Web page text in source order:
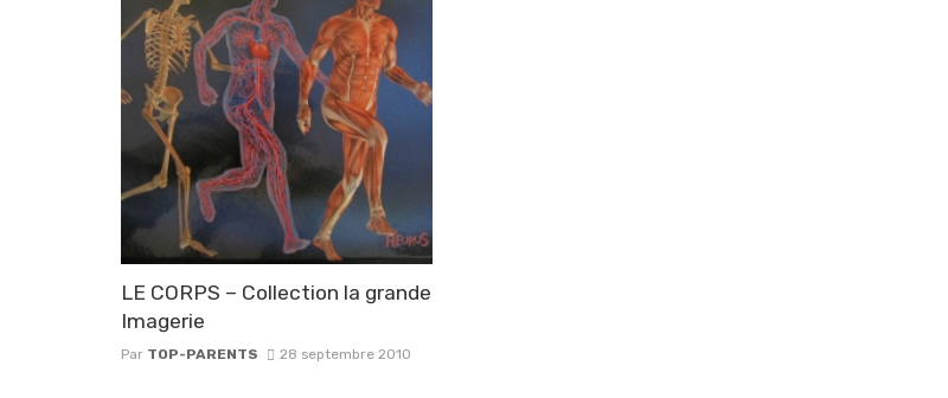
LE CORPS – Collection la grande
Imagerie
Par TOP-PARENTS 28 septembre 2010